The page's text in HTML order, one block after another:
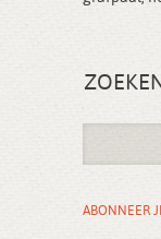
ZOEKEN
ABONNEER